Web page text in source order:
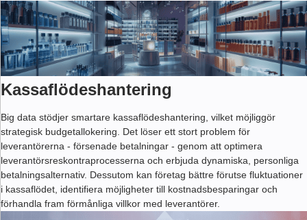
Kassaflödeshantering
Big data stödjer smartare kassaflödeshantering, vilket möjliggör
strategisk budgetallokering. Det löser ett stort problem för
leverantörerna - försenade betalningar - genom att optimera
leverantörsreskontraprocesserna och erbjuda dynamiska, personliga
betalningsalternativ. Dessutom kan företag bättre förutse fluktuationer
i kassaflödet, identifiera möjligheter till kostnadsbesparingar och
förhandla fram förmånliga villkor med leverantörer.